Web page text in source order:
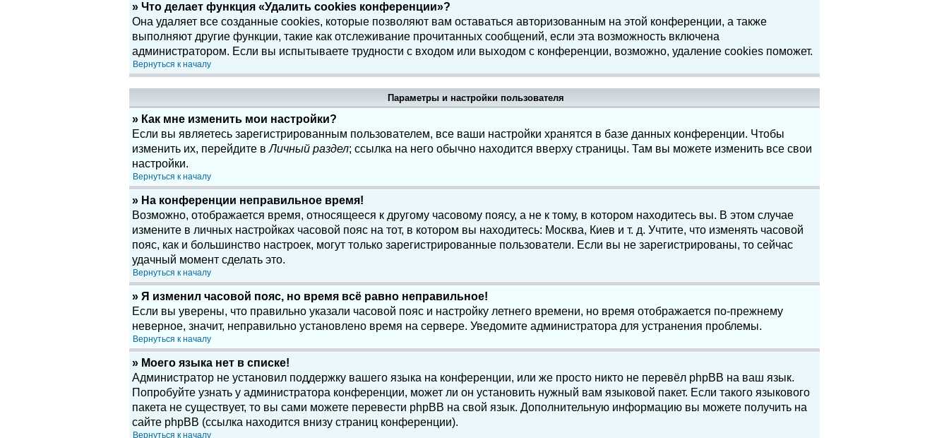
» Что делает функция «Удалить cookies конференции»?
Она удаляет все созданные cookies, которые позволяют вам оставаться авторизованным на этой конференции, а также
выполняют другие функции, такие как отслеживание прочитанных сообщений, если эта возможность включена
администратором. Если вы испытываете трудности с входом или выходом с конференции, возможно, удаление cookies поможет.
Вернуться к началу
Параметры и настройки пользователя
» Как мне изменить мои настройки?
Если вы являетесь зарегистрированным пользователем, все ваши настройки хранятся в базе данных конференции. Чтобы
изменить их, перейдите вЛичный раздел; ссылка на него обычно находится вверху страницы. Там вы можете изменить все свои
настройки.
Вернуться к началу
» На конференции неправильное время!
Возможно, отображается время, относящееся к другому часовому поясу, а не к тому, в котором находитесь вы. В этом случае
измените в личных настройках часовой пояс на тот, в котором вы находитесь: Москва, Киев и т. д. Учтите, что изменять часовой
пояс, как и большинство настроек, могут только зарегистрированные пользователи. Если вы не зарегистрированы, то сейчас
удачный момент сделать это.
Вернуться к началу
» Я изменил часовой пояс, но время всё равно неправильное!
Если вы уверены, что правильно указали часовой пояс и настройку летнего времени, но время отображается по-прежнему
неверное, значит, неправильно установлено время на сервере. Уведомите администратора для устранения проблемы.
Вернуться к началу
» Моего языка нет в списке!
Администратор не установил поддержку вашего языка на конференции, или же просто никто не перевёл phpBB на ваш язык.
Попробуйте узнать у администратора конференции, может ли он установить нужный вам языковой пакет. Если такого языкового
пакета не существует, то вы сами можете перевести phpBB на свой язык. Дополнительную информацию вы можете получить на
сайте phpBB (ссылка находится внизу страниц конференции).
Вернуться к началу